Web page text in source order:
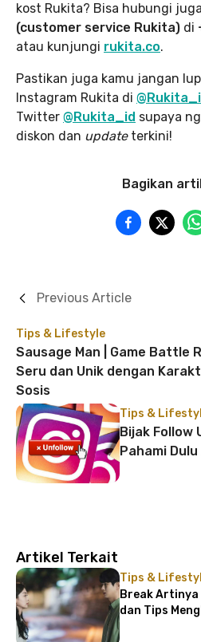
kost Rukita? Bisa hubungi
(customer service Rukita) di
atau kunjungi rukita.co.
Pastikan juga kamu jangan
Instagram Rukita di
Twitter @Rukita_id supaya
diskon dan update terkini!
Bagikan
Tips & Lifestyle
Sausage Man | Game Battle
Seru dan Unik dengan
Sosis
Previous Article
Tips &
Bijak Follow
Pahami
Artikel Terkait
Tips &
Break Artinya
dan Tips